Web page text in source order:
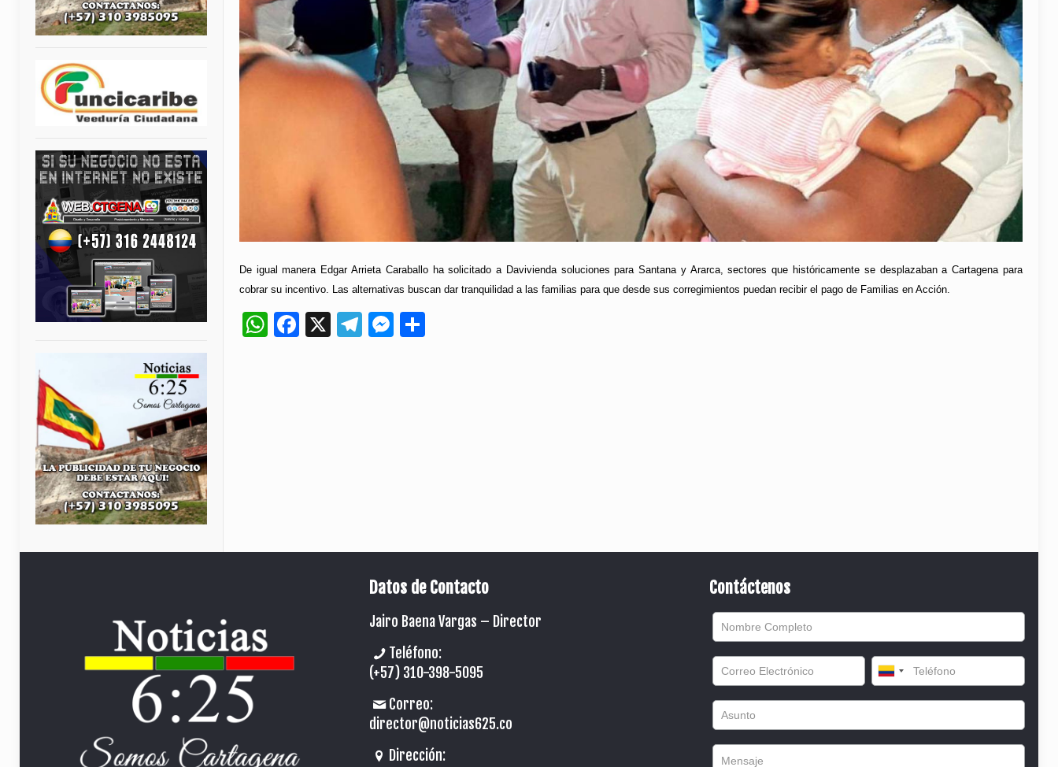
De igual manera Edgar Arrieta Caraballo ha solicitado a Davivienda soluciones para Santana y Ararca, sectores que históricamente se desplazaban a Cartagena para
cobrar su incentivo. Las alternativas buscan dar tranquilidad a las familias para que desde sus corregimientos puedan recibir el pago de Familias en Acción.
WhatsApp
Facebook
X Telegram
Messenger
Datos de Contacto
Jairo Baena Vargas – Director
Teléfono:
(+57) 310-398-5095
Correo:
director@noticias625.co
Dirección:
Contáctenos